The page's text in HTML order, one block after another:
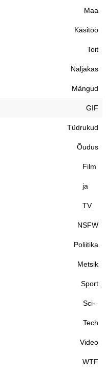
Maa
Käsitöö
Toit
Naljakas
Mängud
GIF
Tüdrukud
Õudus
Film
ja
TV
NSFW
Poliitika
Metsik
Sport
Sci-
Tech
Video
WTF